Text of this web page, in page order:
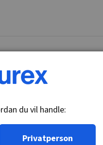
du vil handle:
Privatperson